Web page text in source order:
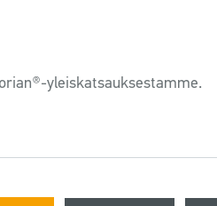
yleiskatsauksestamme.